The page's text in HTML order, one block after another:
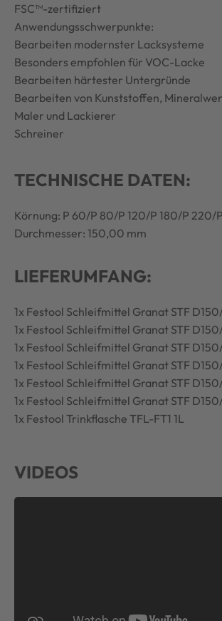
FSC™-zertifiziert
Anwendungsschwerpunkte:
Bearbeiten modernster Lacksysteme
Besonders empfohlen für VOC-Lacke
Bearbeiten härtester Untergründe
Bearbeiten von Kunststoffen,
Maler und Lackierer
Schreiner
TECHNISCHE DATEN:
Körnung: P 60/P 80/P 120/P 180/P 220/
Durchmesser: 150,00 mm
LIEFERUMFANG:
1x Festool Schleifmittel Granat STF
1x Festool Schleifmittel Granat STF
1x Festool Schleifmittel Granat STF D150/
1x Festool Schleifmittel Granat STF D150/
1x Festool Schleifmittel Granat STF
1x Festool Schleifmittel Granat STF
1x Festool Trinkflasche TFL-FT1 1L
VIDEOS